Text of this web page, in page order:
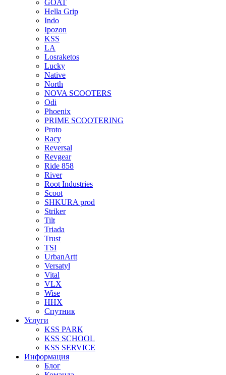
GOAT
Hella Grip
Indo
Ipozon
KSS
LA
Losraketos
Lucky
Native
North
NOVA SCOOTERS
Odi
Phoenix
PRIME SCOOTERING
Proto
Racy
Reversal
Revgear
Ride 858
River
Root Industries
Scoot
SHKURA рrоd
Striker
Tilt
Triada
Trust
TSI
UrbanArtt
Versatyl
Vital
VLX
Wise
ННХ
Спутник
Услуги
KSS PARK
KSS SCHOOL
KSS SERVICE
Информация
Блог